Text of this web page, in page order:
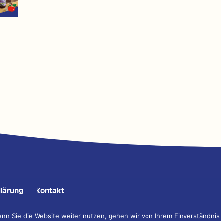
Kontakt
Gestaltung, Fotografie und Programmierung:DESIGNSTUUV
Sie die Website weiter nutzen, gehen wir von Ihrem Einverständnis